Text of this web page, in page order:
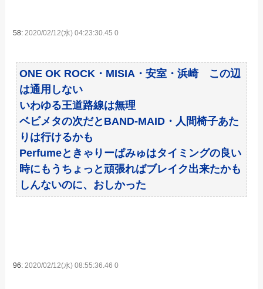
58: 2020/02/12(水) 04:23:30.45 0
ONE OK ROCK・MISIA・安室・浜崎 この辺
は通用しない
いわゆる王道路線は無理
ベビメタの次だとBAND-MAID・人間椅子あた
りは行けるかも
Perfumeときゃりーぱみゅはタイミングの良い
時にもうちょっと頑張ればブレイク出来たかも
しんないのに、おしかった
96:2020/02/12(水) 08:55:36.46 0